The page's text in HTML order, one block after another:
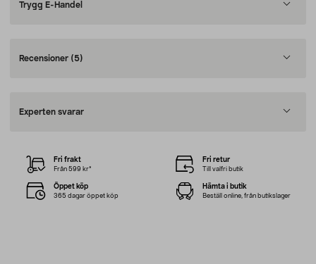
Trygg E-Handel
Recensioner (5)
Experten svarar
Fri frakt
Från 599 kr*
Fri retur
Till valfri butik
Öppet köp
365 dagar öppet köp
Hämta i butik
Beställ online, från butikslager